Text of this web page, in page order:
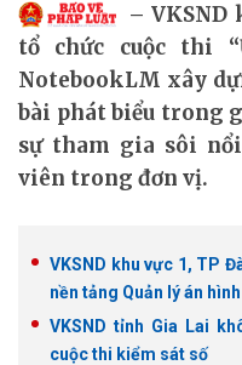
VKSND
tổ chức cuộc thi
NotebookLM xây
bài phát biểu trong
sự tham gia sôi
viên trong đơn vị.
VKSND khu vực 1, TP
nền tảng Quản lý án
VKSND tỉnh Gia Lai
cuộc thi kiểm sát số